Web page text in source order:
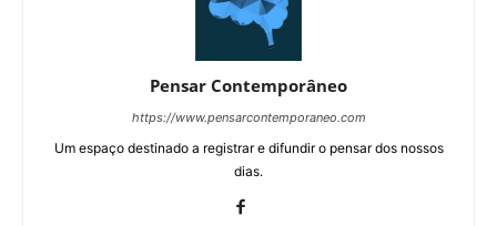
Pensar Contemporâneo
https://www.pensarcontemporaneo.com
Um espaço destinado a registrar e difundir o pensar dos nossos
dias.